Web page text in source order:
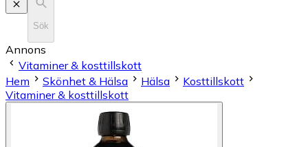
Sök
Annons
Vitaminer & kosttillskott
Hem
Skönhet & Hälsa Hälsa
Kosttillskott
Vitaminer & kosttillskott